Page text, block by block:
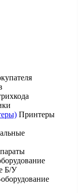
Принтеры
Б/У